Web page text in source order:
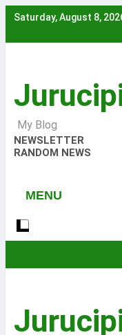
Skip
to
Saturday, August 8,
My Blog
NEWSLETTER
RANDOM NEWS
MENU